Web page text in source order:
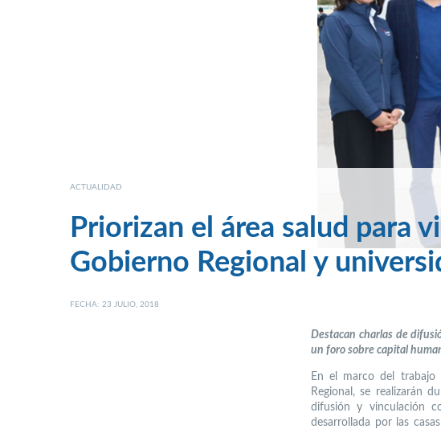
ACTUALIDAD
Priorizan el área salud para
Gobierno Regional y
FECHA: 23 JULIO, 2018
Destacan charlas de
un foro sobre capital
En el marco del trabajo
Regional, se realizarán
difusión y vinculación
desarrollada por las